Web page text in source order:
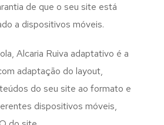
de que o seu site está
a dispositivos móveis.
Alcaria Ruiva adaptativo é a
adaptação do layout,
do seu site ao formato e
dispositivos móveis,